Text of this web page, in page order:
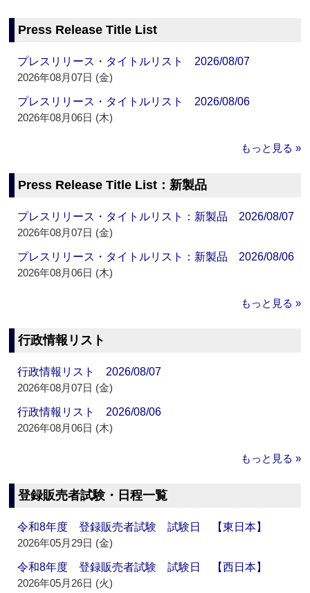
Press Release Title List
プレスリリース・タイトルリスト 2026/08/07
2026年08月07日 (金)
プレスリリース・タイトルリスト 2026/08/06
2026年08月06日 (木)
もっと見る »
Press Release Title List：新製品
プレスリリース・タイトルリスト：新製品 2026/08/07
2026年08月07日 (金)
プレスリリース・タイトルリスト：新製品 2026/08/06
2026年08月06日 (木)
もっと見る »
行政情報リスト
行政情報リスト 2026/08/07
2026年08月07日 (金)
行政情報リスト 2026/08/06
2026年08月06日 (木)
もっと見る »
登録販売者試験・日程一覧
令和8年度 登録販売者試験 試験日 【東日本】
2026年05月29日 (金)
令和8年度 登録販売者試験 試験日 【西日本】
2026年05月26日 (火)